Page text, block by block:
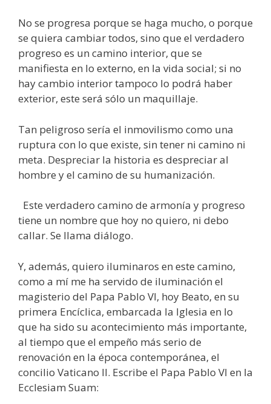
No se progresa porque se haga mucho, o porque
se quiera cambiar todos, sino que el verdadero
progreso es un camino interior, que se
manifiesta en lo externo, en la vida social; si no
hay cambio interior tampoco lo podrá haber
exterior, este será sólo un maquillaje.
Tan peligroso sería el inmovilismo como una
ruptura con lo que existe, sin tener ni camino ni
meta. Despreciar la historia es despreciar al
hombre y el camino de su humanización.
Este verdadero camino de armonía y progreso
tiene un nombre que hoy no quiero, ni debo
callar. Se llama diálogo.
Y, además, quiero iluminaros en este camino,
como a mí me ha servido de iluminación el
magisterio del Papa Pablo VI, hoy Beato, en su
primera Encíclica, embarcada la Iglesia en lo
que ha sido su acontecimiento más importante,
al tiempo que el empeño más serio de
renovación en la época contemporánea, el
concilio Vaticano II. Escribe el Papa Pablo VI en la
Ecclesiam Suam: